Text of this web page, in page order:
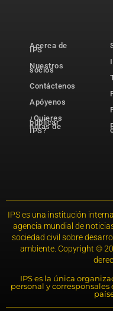
Acerca de
IPS
Nuestros
socios
Contáctenos
Apóyenos
¿Quieres
publicar
notas de
IPS?
IPS es una institución
agencia mundial de
sociedad civil sobre
ambiente. Copyright ©
IPS es la única
personal y